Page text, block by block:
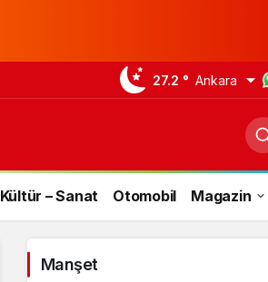
27.2 ° Ankara
Kültür – Sanat Otomobil Magazin
Manşet